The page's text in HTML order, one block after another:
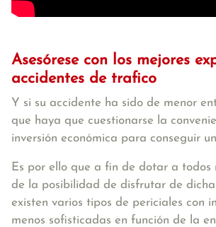
Asesórese con los mejores
accidentes de trafico
Y si su accidente ha sido de menor
que haya que cuestionarse la
inversión económica para conseguir
Es por ello que a fin de dotar a todos
de la posibilidad de disfrutar de
existen varios tipos de periciales con
menos sofisticadas en función de la